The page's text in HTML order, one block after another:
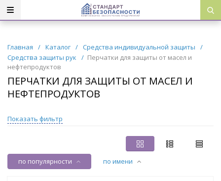
Главная / Каталог / Средства индивидуальной защиты
/
Средства защиты рук
/ Перчатки для защиты от масел и
нефтепродуктов
ПЕРЧАТКИ ДЛЯ ЗАЩИТЫ ОТ МАСЕЛ И
НЕФТЕПРОДУКТОВ
Показать фильтр
по популярности по имени